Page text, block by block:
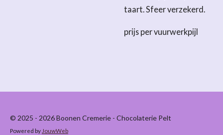
taart. Sfeer verzekerd.
prijs per vuurwerkpijl
© 2025 - 2026 Boonen Cremerie - Chocolaterie Pelt
Powered by JouwWeb